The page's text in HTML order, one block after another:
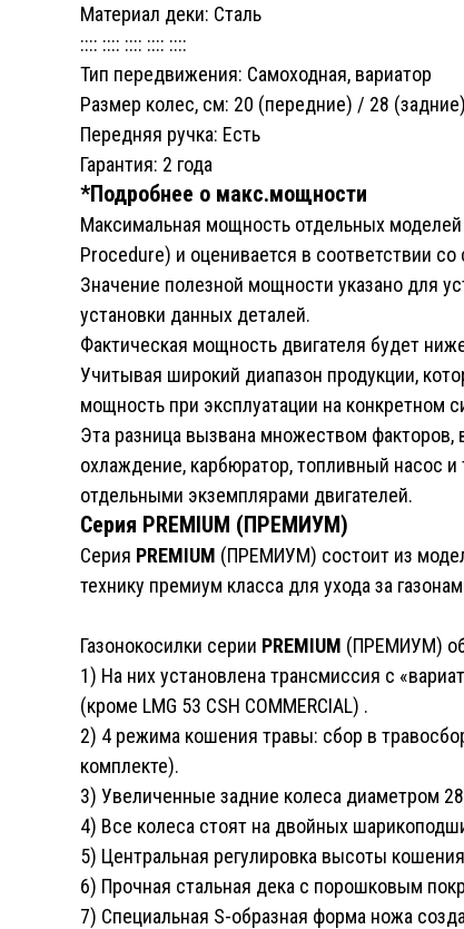
Материал деки: Сталь
:::: :::: :::: :::: ::::
Тип передвижения: Самоходная, вариатор
Размер колес, cм: 20 (передние) / 28 (задние)
Передняя ручка: Есть
Гарантия: 2 года
*Подробнее о макс.мощности
Максимальная мощность отдельных моделей
Procedure) и оценивается в соответствии со
Значение полезной мощности указано для
установки данных деталей.
Фактическая мощность двигателя будет
Учитывая широкий диапазон продукции,
мощность при эксплуатации на конкретном
Эта разница вызвана множеством факторов,
охлаждение, карбюратор, топливный насос
отдельными экземплярами двигателей.
Серия PREMIUM (ПРЕМИУМ)
Cерия PREMIUM (ПРЕМИУМ) состоит из
технику премиум класса для ухода за
Газонокосилки серии PREMIUM (ПРЕМИУМ)
1) На них установлена трансмиссия с
(кроме LMG 53 CSH COMMERCIAL) .
2) 4 режима кошения травы: сбор в
комплекте).
3) Увеличенные задние колеса диаметром
4) Все колеса стоят на двойных
5) Центральная регулировка высоты
6) Прочная стальная дека с порошковым
7) Специальная S-образная форма ножа